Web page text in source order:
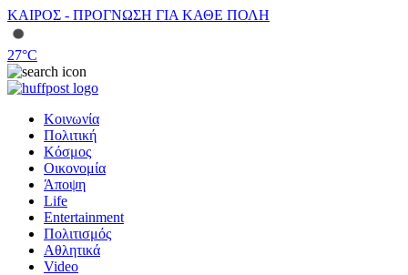
ΚΑΙΡΟΣ - ΠΡΟΓΝΩΣΗ ΓΙΑ ΚΑΘΕ ΠΟΛΗ
27°C
Κοινωνία
Πολιτική
Κόσμος
Οικονομία
Άποψη
Life
Entertainment
Πολιτισμός
Αθλητικά
Video